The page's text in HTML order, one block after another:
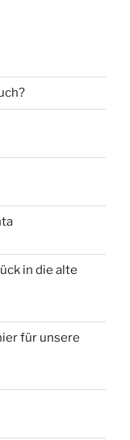
in die alte
für unsere